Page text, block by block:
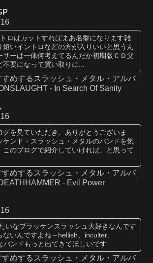
ロはカットすればまあ名盤になります雑
短いイントロなどの方が入りいいと思うん
サーは一体何考えてるんだか初期版ＣＤ父
不要になって買い取りに...
めするスラッシュ・メタル・アルバ
- In Search Of Sanity
グを見ていただき、ありがとうございま
ケンド・スラッシュ・メタルのバンドを気
このブログで紹介していければ、と思って
めするスラッシュ・メタル・アルバ
- Evil Power
いなブラッケンスラッシュ大好きなんです
いんですよね～hellish、inculter、
バンドもっと出てきてほしいです
めするスラッシュ・メタル・アルバ